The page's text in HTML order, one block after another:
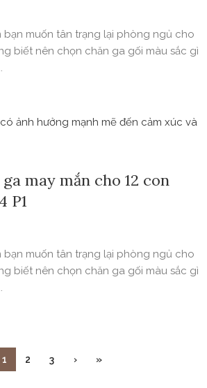
bạn muốn tân trạng lại phòng ngủ cho
biết nên chọn chăn ga gối màu sắc gì
may mắn cho 12 con
P1
bạn muốn tân trạng lại phòng ngủ cho
biết nên chọn chăn ga gối màu sắc gì
1 2 3 › »